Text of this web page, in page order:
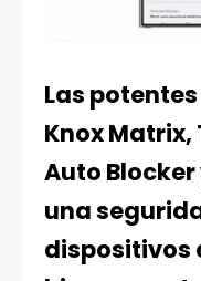
Las
Knox
Auto
una
dispositivos